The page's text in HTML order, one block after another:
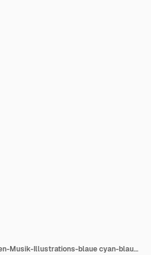
Retro Vintage Kassetten-Musik-Illustrations-blaue cyan-blaue Musik-Festival-Plakat-Schablone